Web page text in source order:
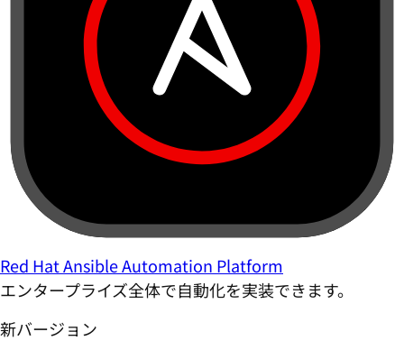
Red Hat Ansible Automation Platform
エンタープライズ全体で自動化を実装できます。
新バージョン